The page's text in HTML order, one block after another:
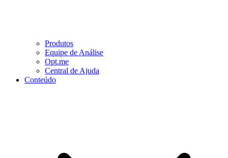
Produtos
Equipe de Análise
Opt.me
Central de Ajuda
Conteúdo